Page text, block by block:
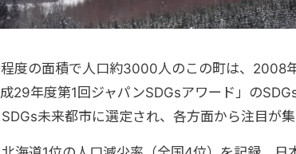
度の面積で人口約3000人のこの町は、2008
29年度第1回ジャパンSDGsアワード」の
未来都市に選定され、各方面から注目が集